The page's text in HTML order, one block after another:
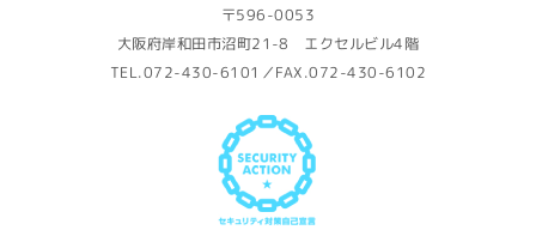
〒596-0053
大阪府岸和田市沼町21-8 エクセルビル4階
TEL.072-430-6101／FAX.072-430-6102